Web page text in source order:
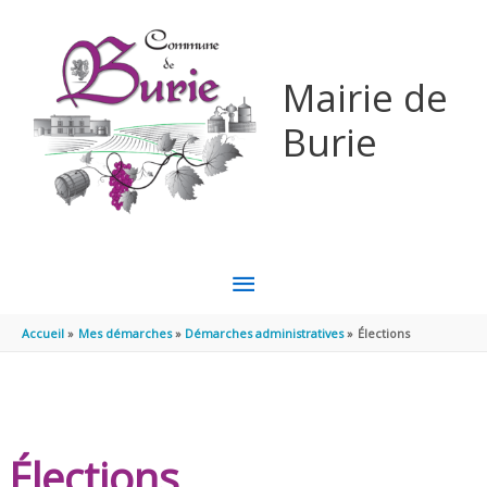
Mairie de
Burie
MENU
PRINCIPAL
Accueil Mes démarches Démarches administratives Élections